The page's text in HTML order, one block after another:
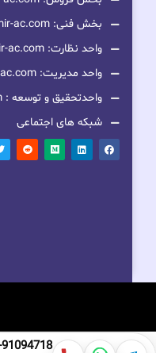
بخش فنی: technical@sahamir-ac.com
واحد نظارت: complaints@sahamir-ac.com
واحد مدیریت: manager@sahamir-ac.com
واحدتحقیق و توسعه : backend@sahamir-ac.com
شبکه های اجتماعی